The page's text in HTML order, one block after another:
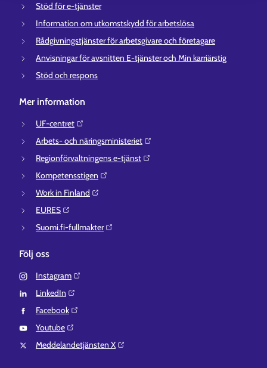
Stöd för e-tjänster
Information om utkomstskydd för arbetslösa
Rådgivningstjänster för arbetsgivare och företagare
Anvisningar för avsnitten E-tjänster och Min karriärstig
Stöd och respons
Mer information
UF-centret⁠
Arbets- och näringsministeriet⁠
Regionförvaltningens e-tjänst⁠
Kompetensstigen⁠
Work in Finland⁠
EURES⁠
Suomi.fi-fullmakter⁠
Följ oss
Instagram⁠
LinkedIn⁠
Facebook⁠
Youtube⁠
Meddelandetjänsten X⁠